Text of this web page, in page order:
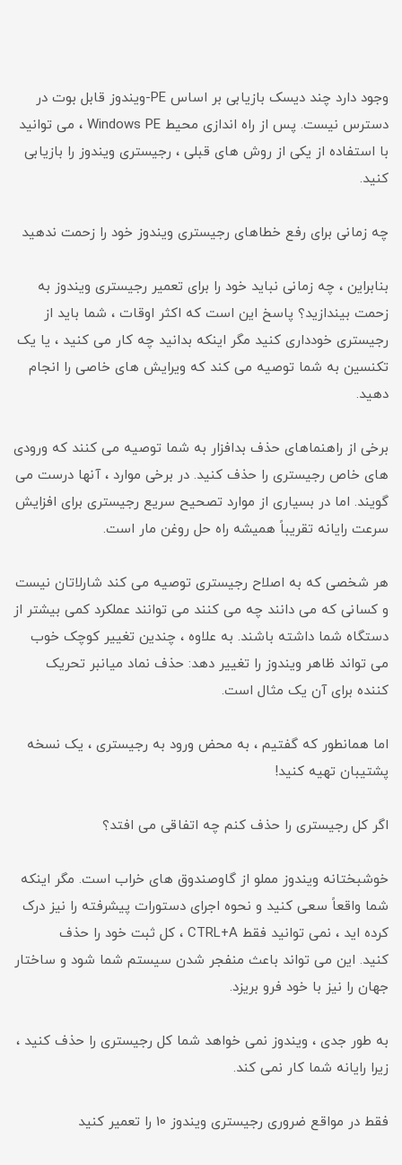
وجود دارد چند دیسک بازیابی بر اساس PE-ویندوز قابل بوت در
دسترس نیست. پس از راه اندازی محیط Windows PE ، می توانید
با استفاده از یکی از روش های قبلی ، رجیستری ویندوز را بازیابی
کنید.
چه زمانی برای رفع خطاهای رجیستری ویندوز خود را زحمت ندهید
بنابراین ، چه زمانی نباید خود را برای تعمیر رجیستری ویندوز به
زحمت بیندازید؟ پاسخ این است که اکثر اوقات ، شما باید از
رجیستری خودداری کنید مگر اینکه بدانید چه کار می کنید ، یا یک
تکنسین به شما توصیه می کند که ویرایش های خاصی را انجام
دهید.
برخی از راهنماهای حذف بدافزار به شما توصیه می کنند که ورودی
های خاص رجیستری را حذف کنید. در برخی موارد ، آنها درست می
گویند. اما در بسیاری از موارد تصحیح سریع رجیستری برای افزایش
سرعت رایانه تقریباً همیشه راه حل روغن مار است.
هر شخصی که به اصلاح رجیستری توصیه می کند شارلاتان نیست
و کسانی که می دانند چه می کنند می توانند عملکرد کمی بیشتر از
دستگاه شما داشته باشند. به علاوه ، چندین تغییر کوچک خوب
می تواند ظاهر ویندوز را تغییر دهد: حذف نماد میانبر تحریک
کننده برای آن یک مثال است.
اما همانطور که گفتیم ، به محض ورود به رجیستری ، یک نسخه
پشتیبان تهیه کنید!
اگر کل رجیستری را حذف کنم چه اتفاقی می افتد؟
خوشبختانه ویندوز مملو از گاوصندوق های خراب است. مگر اینکه
شما واقعاً سعی کنید و نحوه اجرای دستورات پیشرفته را نیز درک
کرده اید ، نمی توانید فقط CTRL+A ، کل ثبت خود را حذف
کنید. این می تواند باعث منفجر شدن سیستم شما شود و ساختار
جهان را نیز با خود فرو بریزد.
به طور جدی ، ویندوز نمی خواهد شما کل رجیستری را حذف کنید ،
زیرا رایانه شما کار نمی کند.
فقط در مواقع ضروری رجیستری ویندوز 10 را تعمیر کنید